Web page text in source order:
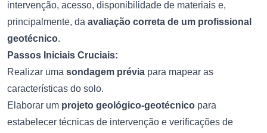
intervenção, acesso, disponibilidade de materiais e,
principalmente, da avaliação correta de um profissional
geotécnico.
Passos Iniciais Cruciais:
Realizar uma sondagem prévia para mapear as
características do solo.
Elaborar um projeto geológico-geotécnico para
estabelecer técnicas de intervenção e verificações de